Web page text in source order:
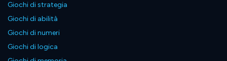
Giochi di strategia
Giochi di abilità
Giochi di numeri
Giochi di logica